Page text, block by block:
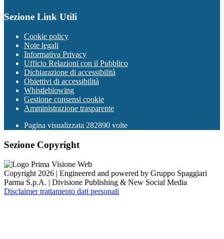
Sezione Link Utili
Cookie policy
Note legali
Informativa Privacy
Ufficio Relazioni con il Pubblico
Dichiarazione di accessibilità
Obiettivi di accessibilità
Whistleblowing
Gestione consensi cookie
Amministrazione trasparente
Pagina visualizzata 282890 volte
Sezione Copyright
Copyright 2026 | Engineered and powered by Gruppo Spaggiari
Parma S.p.A. | Divisione Publishing & New Social Media
Disclaimer trattamento dati personali